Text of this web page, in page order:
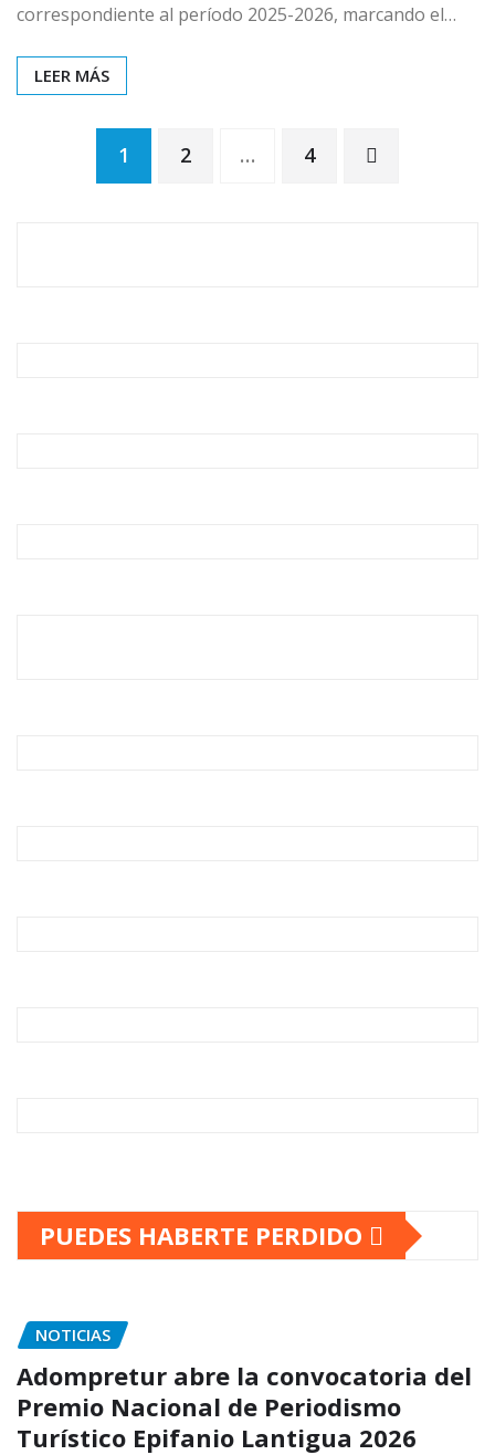
correspondiente al período 2025-2026, marcando el…
LEER MÁS
1 2 … 4
PUEDES HABERTE PERDIDO
NOTICIAS
Adompretur abre la convocatoria del
Premio Nacional de Periodismo
Turístico Epifanio Lantigua 2026